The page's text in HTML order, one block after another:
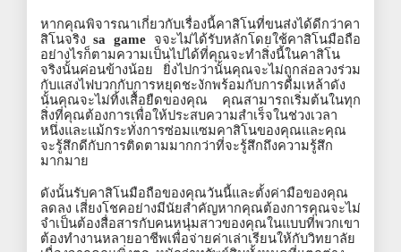
หากคุณพิจารณาเกี่ยวกับเรื่องนี้คาสิโนที่ขนส่งได้ดีกว่าคา
สิโนจริง sa game จจะไม่ได้รับหลักโดยใช้คาสิโนมือถือ
อย่างไรก็ตามความเป็นไปได้ที่คุณจะทำสิ่งนี้ในคาสิโน
จริงนั้นค่อนข้างน้อย
ยิ่งไปกว่านั้นคุณจะไม่ถูกล่อลวงร่วม
กับแสงไฟบวกกับการหยุดชะงักพร้อมกับการดื่มเหล้าดัง
นั้นคุณจะไม่ทิ้งเสื้อยืดของคุณ
คุณสามารถเริ่มต้นในทุก
สิ่งที่คุณต้องการเพื่อให้ประสบความสำเร็จในช่วงเวลา
หนึ่งและแม้กระทั่งการซ่อมแซมคาสิโนของคุณและคุณ
จะรู้สึกดีกับการติดตามมากกว่าที่จะรู้สึกถึงความรู้สึก
มากมาย
ดังนั้นรับคาสิโนมือถือของคุณวันนี้และตั้งค่ามือของคุณ
ลดลง เสี่ยงโชคอย่างมีนัยสำคัญหากคุณต้องการคุณจะไม่
จำเป็นต้องสื่อสารกับคนหนุ่มสาวของคุณในแบบที่พวกเขา
ต้องทำงานหลายอาชีพเพื่อจ่ายค่าเล่าเรียนให้กับวิทยาลัย